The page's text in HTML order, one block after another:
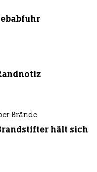
Brände
hält sich